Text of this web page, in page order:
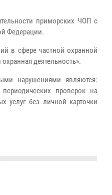
приморских ЧОП с
Федерации.
в сфере частной охранной
деятельность».
нарушениями являются:
проверок на
услуг без личной карточки